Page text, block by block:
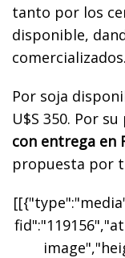
tanto por los
disponible,
comercializados.
Por soja
U$S 350. Por
con entrega en
propuesta por